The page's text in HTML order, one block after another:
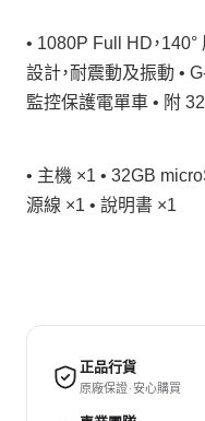
• 1080P Full HD，
設計，耐震動及振動 •
監控保護電單車 • 附
• 主機 ×1 • 32GB
源線 ×1 • 說明書 ×1
正品行貨
原廠保證 · 安心購買